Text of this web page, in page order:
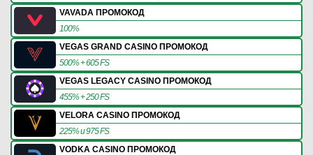
VAVADA ПРОМОКОД
100%
VEGAS GRAND CASINO ПРОМОКОД
500% + 605 FS
VEGAS LEGACY CASINO ПРОМОКОД
455% + 250 FS
VELORA CASINO ПРОМОКОД
225% и 975 FS
VODKA CASINO ПРОМОКОД